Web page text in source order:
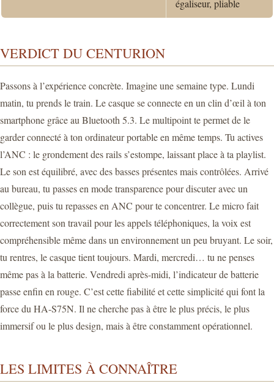
égaliseur, pliable
VERDICT DU CENTURION
Passons à l’expérience concrète. Imagine une semaine type. Lundi
matin, tu prends le train. Le casque se connecte en un clin d’œil à ton
smartphone grâce au Bluetooth 5.3. Le multipoint te permet de le
garder connecté à ton ordinateur portable en même temps. Tu actives
l’ANC : le grondement des rails s’estompe, laissant place à ta playlist.
Le son est équilibré, avec des basses présentes mais contrôlées. Arrivé
au bureau, tu passes en mode transparence pour discuter avec un
collègue, puis tu repasses en ANC pour te concentrer. Le micro fait
correctement son travail pour les appels téléphoniques, la voix est
compréhensible même dans un environnement un peu bruyant. Le soir,
tu rentres, le casque tient toujours. Mardi, mercredi… tu ne penses
même pas à la batterie. Vendredi après-midi, l’indicateur de batterie
passe enfin en rouge. C’est cette fiabilité et cette simplicité qui font la
force du HA-S75N. Il ne cherche pas à être le plus précis, le plus
immersif ou le plus design, mais à être constamment opérationnel.
LES LIMITES À CONNAÎTRE